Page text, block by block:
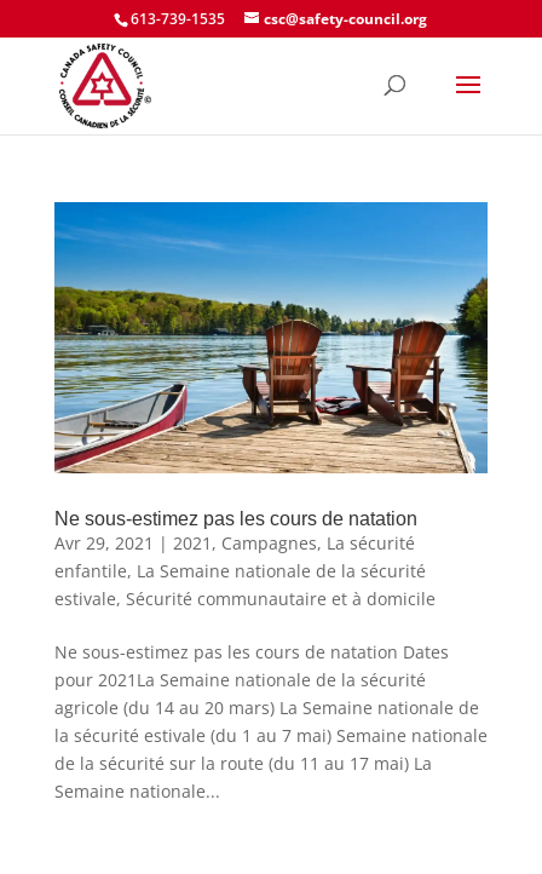
613-739-1535 csc@safety-council.org
Ne sous-estimez pas les cours de natation
Avr 29, 2021 | 2021 , Campagnes, La sécurité
enfantile, La Semaine nationale de la sécurité
estivale, Sécurité communautaire et à domicile
Ne sous-estimez pas les cours de natation Dates
pour 2021La Semaine nationale de la sécurité
agricole (du 14 au 20 mars) La Semaine nationale de
la sécurité estivale (du 1 au 7 mai) Semaine nationale
de la sécurité sur la route (du 11 au 17 mai) La
Semaine nationale...